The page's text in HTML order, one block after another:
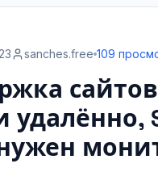
sanches.free 109
удалённо,